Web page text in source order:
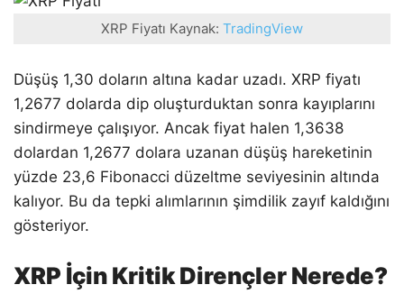
XRP Fiyatı Kaynak: TradingView
Düşüş 1,30 doların altına kadar uzadı. XRP fiyatı
1,2677 dolarda dip oluşturduktan sonra kayıplarını
sindirmeye çalışıyor. Ancak fiyat halen 1,3638
dolardan 1,2677 dolara uzanan düşüş hareketinin
yüzde 23,6 Fibonacci düzeltme seviyesinin altında
kalıyor. Bu da tepki alımlarının şimdilik zayıf kaldığını
gösteriyor.
XRP İçin Kritik Dirençler Nerede?